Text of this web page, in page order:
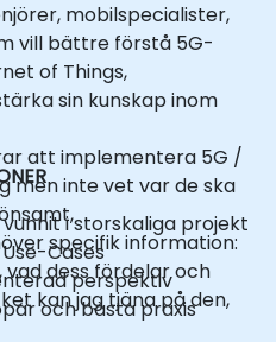
mobilspecialister,
vill bättre förstå 5G-
of Things,
sin kunskap inom
att implementera 5G /
men inte vet var de ska
specifik information:
dess fördelar och
kan jag tjäna på den,
i storskaliga projekt
Cases
perspektiv
och bästa praxis